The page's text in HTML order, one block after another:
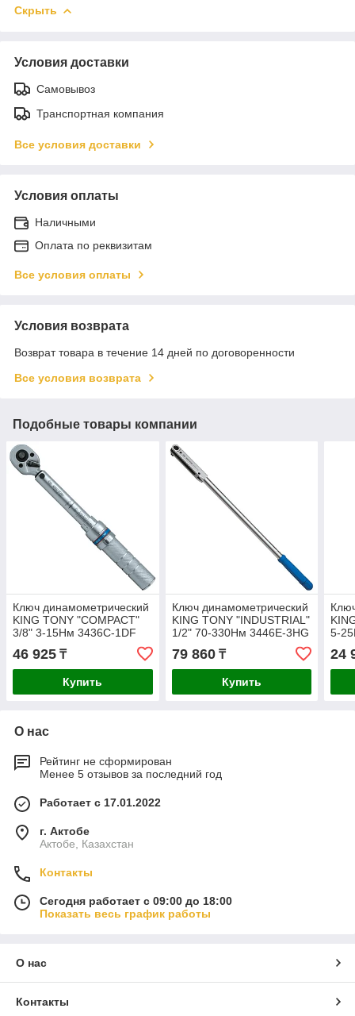
Скрыть
Условия доставки
Самовывоз
Транспортная компания
Все условия доставки
Условия оплаты
Наличными
Оплата по реквизитам
Все условия оплаты
Условия возврата
Возврат товара в течение 14 дней по договоренности
Все условия возврата
Подобные товары компании
Ключ динамометрический
KING TONY "COMPACT"
3/8" 3-15Нм 3436C-1DF
46 925 ₸
Купить
Ключ динамометрический
KING TONY "INDUSTRIAL"
1/2" 70-330Нм 3446E-3HG
79 860₸
Купить
5-
24
О нас
Рейтинг не сформирован
Менее 5 отзывов за последний год
Работает с 17.01.2022
г. Актобе
Актобе, Казахстан
Контакты
Сегодня работает с 09:00 до 18:00
Показать весь график работы
О нас
Контакты